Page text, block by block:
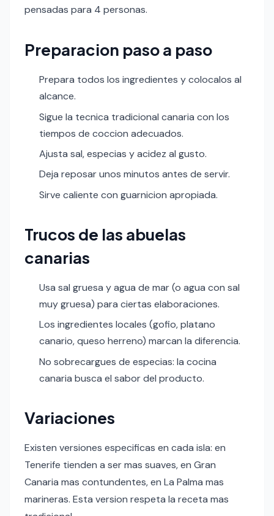
pensadas para 4 personas.
Preparacion paso a paso
Prepara todos los ingredientes y colocalos al
alcance.
Sigue la tecnica tradicional canaria con los
tiempos de coccion adecuados.
Ajusta sal, especias y acidez al gusto.
Deja reposar unos minutos antes de servir.
Sirve caliente con guarnicion apropiada.
Trucos de las abuelas
canarias
Usa sal gruesa y agua de mar (o agua con sal
muy gruesa) para ciertas elaboraciones.
Los ingredientes locales (gofio, platano
canario, queso herreno) marcan la diferencia.
No sobrecargues de especias: la cocina
canaria busca el sabor del producto.
Variaciones
Existen versiones especificas en cada isla: en
Tenerife tienden a ser mas suaves, en Gran
Canaria mas contundentes, en La Palma mas
marineras. Esta version respeta la receta mas